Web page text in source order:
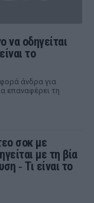
να οδηγείται
το
άνδρα για
επαναφέρει τη
σοκ με
με τη βία
‑ Τι είναι το